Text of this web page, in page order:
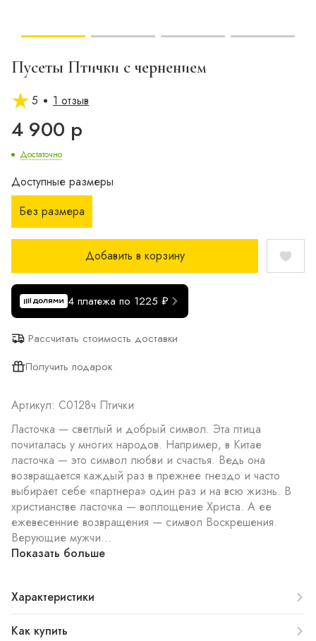
Пусеты Птички с чернением
5 1 отзыв
4 900 р
Достаточно
Доступные размеры
Без размера
Добавить в корзину
4 платежа по 1225 ₽
Рассчитать стоимость доставки
Получить подарок
Артикул: С0128ч Птички
Ласточка — светлый и добрый символ. Эта птица
почиталась у многих народов. Например, в Китае
ласточка — это символ любви и счастья. Ведь она
возвращается каждый раз в прежнее гнездо и часто
выбирает себе «партнера» один раз и на всю жизнь. В
христианстве ласточка — воплощение Христа. А ее
ежевесенние возвращения — символ Воскрешения.
Верующие мужчи...
Показать больше
Характеристики
Как купить